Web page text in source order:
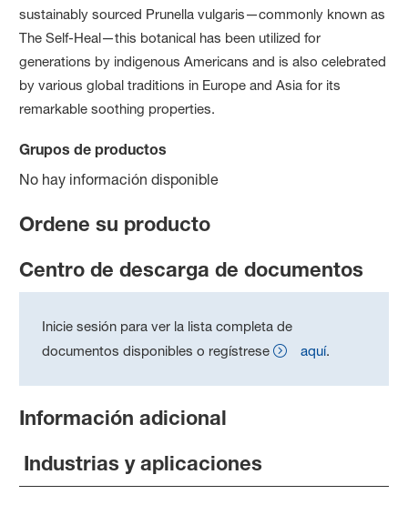
sustainably sourced Prunella vulgaris—commonly known as
The Self-Heal—this botanical has been utilized for
generations by indigenous Americans and is also celebrated
by various global traditions in Europe and Asia for its
remarkable soothing properties.
Grupos de productos
No hay información disponible
Ordene su producto
Centro de descarga de documentos
Inicie sesión para ver la lista completa de
documentos disponibles o regístrese
aquí.
Información adicional
Industrias y aplicaciones